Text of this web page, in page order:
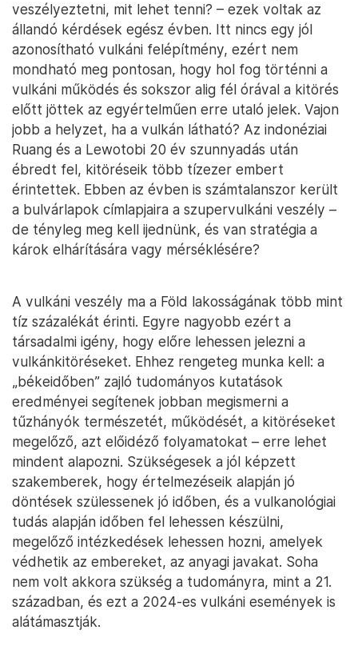
veszélyeztetni, mit lehet tenni? – ezek voltak az
állandó kérdések egész évben. Itt nincs egy jól
azonosítható vulkáni felépítmény, ezért nem
mondható meg pontosan, hogy hol fog történni a
vulkáni működés és sokszor alig fél órával a kitörés
előtt jöttek az egyértelműen erre utaló jelek. Vajon
jobb a helyzet, ha a vulkán látható? Az indonéziai
Ruang és a Lewotobi 20 év szunnyadás után
ébredt fel, kitöréseik több tízezer embert
érintettek. Ebben az évben is számtalanszor került
a bulvárlapok címlapjaira a szupervulkáni veszély –
de tényleg meg kell ijednünk, és van stratégia a
károk elhárítására vagy mérséklésére?
A vulkáni veszély ma a Föld lakosságának több mint
tíz százalékát érinti. Egyre nagyobb ezért a
társadalmi igény, hogy előre lehessen jelezni a
vulkánkitöréseket. Ehhez rengeteg munka kell: a
„békeidőben” zajló tudományos kutatások
eredményei segítenek jobban megismerni a
tűzhányók természetét, működését, a kitöréseket
megelőző, azt előidéző folyamatokat – erre lehet
mindent alapozni. Szükségesek a jól képzett
szakemberek, hogy értelmezéseik alapján jó
döntések szülessenek jó időben, és a vulkanológiai
tudás alapján időben fel lehessen készülni,
megelőző intézkedések lehessen hozni, amelyek
védhetik az embereket, az anyagi javakat. Soha
nem volt akkora szükség a tudományra, mint a 21.
században, és ezt a 2024-es vulkáni események is
alátámasztják.